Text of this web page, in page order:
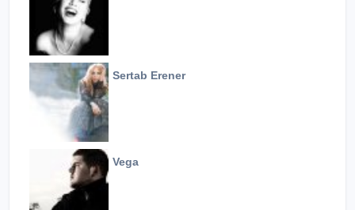
Sertab Erener
Vega